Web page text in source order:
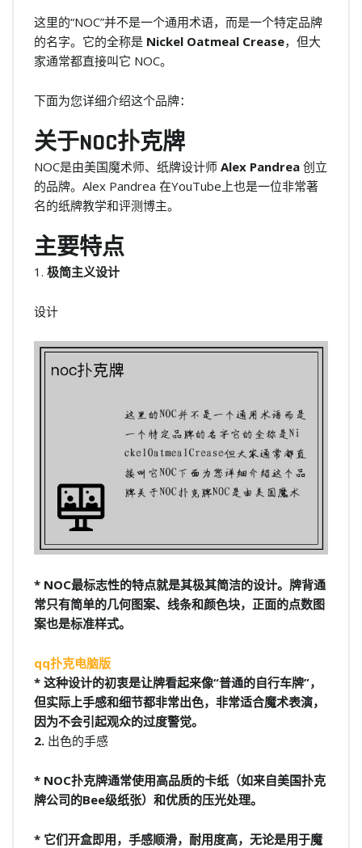
这里的“NOC”并不是一个通用术语，而是一个特定品牌
的名字。它的全称是 Nickel Oatmeal Crease，但大
家通常都直接叫它 NOC。
下面为您详细介绍这个品牌：
关于NOC扑克牌
NOC是由美国魔术师、纸牌设计师 Alex Pandrea 创立
的品牌。Alex Pandrea 在YouTube上也是一位非常著
名的纸牌教学和评测博主。
主要特点
1. 极简主义设计
设计
* NOC最标志性的特点就是其极其简洁的设计。牌背通
常只有简单的几何图案、线条和颜色块，正面的点数图
案也是标准样式。
qq扑克电脑版
* 这种设计的初衷是让牌看起来像“普通的自行车牌”，
但实际上手感和细节都非常出色，非常适合魔术表演，
因为不会引起观众的过度警觉。
2. 出色的手感
* NOC扑克牌通常使用高品质的卡纸（如来自美国扑克
牌公司的Bee级纸张）和优质的压光处理。
* 它们开盒即用，手感顺滑，耐用度高，无论是用于魔